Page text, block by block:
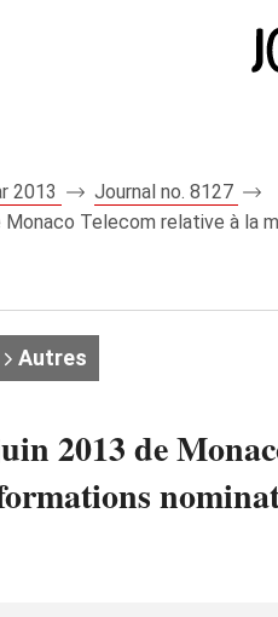
2013
Journal no. 8127
Monaco Telecom relative à la
Autres
2013 de